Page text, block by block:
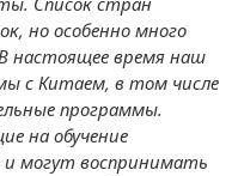
но особенно много
настоящее время наш
с Китаем, в том числе
программы.
на обучение
могут воспринимать